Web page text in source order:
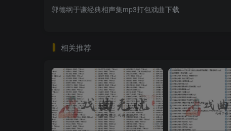
郭德纲于谦经典相声集mp3打包戏曲下载
相关推荐